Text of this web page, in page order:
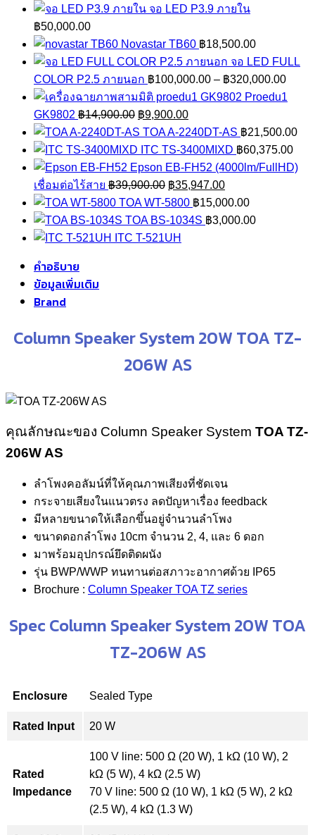
จอ LED P3.9 ภายใน
฿50,000.00
Novastar TB60 ฿18,500.00
จอ LED FULL
COLOR P2.5 ภายนอก ฿100,000.00 – ฿320,000.00Price
฿
Proedu1
GK9802 ฿14,900.00 Original
price
was:
฿14,900.00.
฿9,900.00Current
price
is:
฿9,900.00.
TOA A-2240DT-AS ฿21,500.00
ITC TS-3400MIXD ฿60,375.00
Epson EB-FH52 (4000lm/FullHD)
เชื่อมต่อไร้สาย ฿39,900.00 Original
price
was:
฿39,900.00.
฿35,947.00Current
price
is:
TOA WT-5800 ฿15,000.00
TOA BS-1034S ฿3,000.00
ITC T-521UH
คำอธิบาย
ข้อมูลเพิ่มเติม
Brand
Column Speaker System 20W TOA TZ-
206W AS
คุณลักษณะของ Column Speaker System TOA TZ-
206W AS
ลำโพงคอลัมน์ที่ให้คุณภาพเสียงที่ชัดเจน
กระจายเสียงในแนวตรง ลดปัญหาเรื่อง feedback
มีหลายขนาดให้เลือกขึ้นอยู่จำนวนลำโพง
ขนาดดอกลำโพง 10cm จำนวน 2, 4, และ 6 ดอก
มาพร้อมอุปกรณ์ยึดติดผนัง
รุ่น BWP/WWP ทนทานต่อสภาวะอากาศด้วย IP65
Brochure : Column Speaker TOA TZ series
Spec Column Speaker System 20W TOA
TZ-206W AS
Enclosure Sealed Type
Rated Input 20 W
Rated
Impedance
100 V line: 500 Ω (20 W), 1 kΩ (10 W), 2
kΩ (5 W), 4 kΩ (2.5 W)
70 V line: 500 Ω (10 W), 1 kΩ (5 W), 2 kΩ
(2.5 W), 4 kΩ (1.3 W)